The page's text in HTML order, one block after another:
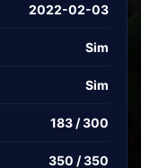
2022-02-03
Sim
Sim
183 / 300
350 / 350